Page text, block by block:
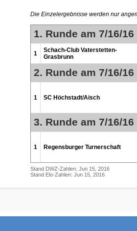
Die Einzelergebnisse werden nur
1. Runde am 7/16/16
1
Schach-Club Vaterstetten-
Grasbrunn
2. Runde am 7/16/16
1 SC Höchstadt/Aisch
3. Runde am 7/16/16
1 Regensburger Turnerschaft
Stand DWZ-Zahlen: Jun 15, 2016
Stand Elo-Zahlen: Jun 15, 2016